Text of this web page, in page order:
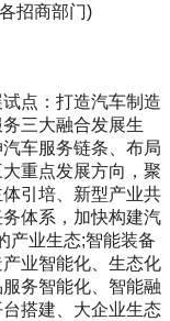
招商部门)
点：打造汽车制造
三大融合发展生
车服务链条、布局
重点发展方向，聚
引培、新型产业共
体系，加快构建汽
产业生态;智能装备
业智能化、生态化
务智能化、智能融
搭建、大企业生态